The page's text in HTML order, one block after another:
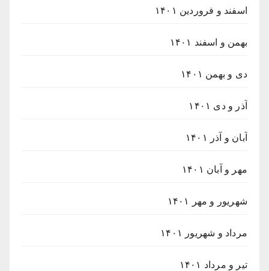
اسفند و فروردین ۱۴۰۱
بهمن و اسفند ۱۴۰۱
دی و بهمن ۱۴۰۱
آذر و دی ۱۴۰۱
آبان و آذر ۱۴۰۱
مهر و آبان ۱۴۰۱
شهریور و مهر ۱۴۰۱
مرداد و شهریور ۱۴۰۱
تیر و مرداد ۱۴۰۱